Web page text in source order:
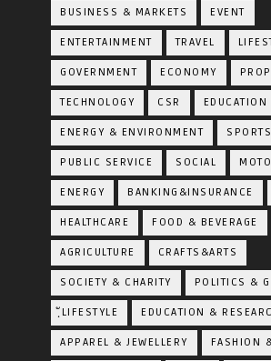
BUSINESS & MARKETS EVENT
ENTERTAINMENT TRAVEL
GOVERNMENT ECONOMY
TECHNOLOGY CSR EDUCATION
ENERGY & ENVIRONMENT SPORTS
PUBLIC SERVICE SOCIAL
ENERGY BANKING&INSURANCE
HEALTHCARE FOOD & BEVERAGE
AGRICULTURE CRAFTS&ARTS
SOCIETY & CHARITY POLITICS &
ฺัLIFESTYLE EDUCATION &
APPAREL & JEWELLERY FASHION